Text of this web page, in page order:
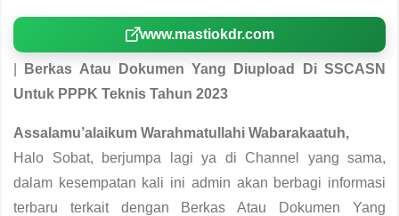
www.mastiokdr.com
Berkas Atau Dokumen Yang Diupload Di SSCASN
Untuk PPPK Teknis Tahun 2023
Assalamu’alaikum Warahmatullahi Wabarakaatuh,
Halo Sobat, berjumpa lagi ya di Channel yang sama,
dalam kesempatan kali ini admin akan berbagi informasi
terbaru terkait dengan Berkas Atau Dokumen Yang